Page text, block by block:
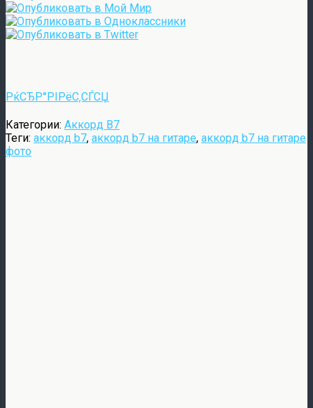
РќСЂР°РІРёС‚СЃСЏ
Категории: Аккорд B7
Теги: аккорд b7, аккорд b7 на гитаре, аккорд b7 на гитаре
фото